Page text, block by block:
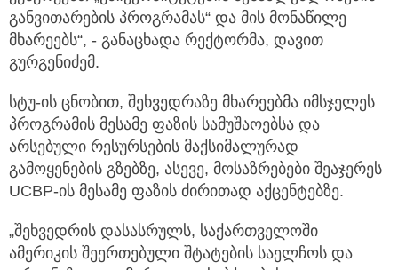
მხარეებს“, - განაცხადა რექტორმა, დავით
გურგენიძემ.
პროგრამის მესამე ფაზის სამუშაოებსა და
არსებული რესურსების მაქსიმალურად
გამოყენების გზებზე, ასევე, მოსაზრებები შეაჯერეს
UCBP-ის მესამე ფაზის ძირითად აქცენტებზე.
ამერიკის შეერთებული შტატების საელჩოს და
ორგანიზაცია „ამერიკული საბჭოების“